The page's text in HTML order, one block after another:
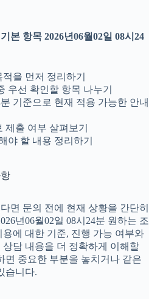
본 항목 2026년06월02일 08시24
을 먼저 정리하기
우선 확인할 항목 나누기
기준으로 현재 적용 가능한 안내
출 여부 살펴보기
야 할 내용 정리하기
면 문의 전에 현재 상황을 간단히
년06월02일 08시24분 원하는 조
에 대한 기준, 진행 가능 여부와
담 내용을 더 정확하게 이해할
면 중요한 부분을 놓치거나 같은
습니다.